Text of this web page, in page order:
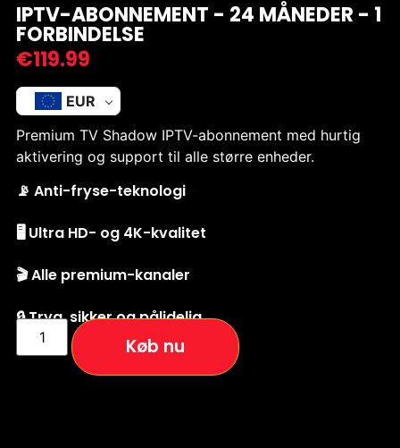
IPTV-ABONNEMENT - 24 MÅNEDER - 1
FORBINDELSE
€119.99
EUR
Premium TV Shadow IPTV-abonnement med hurtig
aktivering og support til alle større enheder.
📡 Anti-fryse-teknologi
🖥️ Ultra HD- og 4K-kvalitet
🎬 Alle premium-kanaler
🔒 Tryg, sikker og pålidelig
Køb nu